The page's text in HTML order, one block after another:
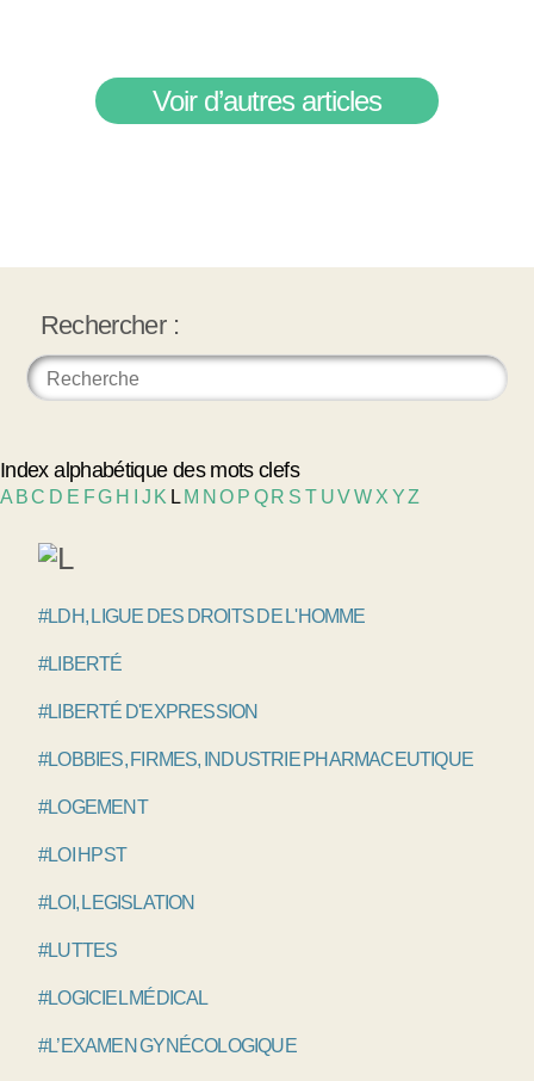
Voir d’autres articles
Rechercher :
Index alphabétique des mots clefs
A BC D E FG H J K L M NO P Q R S T UVW X YZ
#LDH, LIGUE DES DROITS DE L'HOMME
#LIBERTÉ
#LIBERTÉ D'EXPRESSION
#LOBBIES, FIRMES, INDUSTRIE PHARMACEUTIQUE
#LOGEMENT
#LOI HPST
#LOI, LEGISLATION
#LUTTES
#LOGICIEL MÉDICAL
#L’EXAMEN GYNÉCOLOGIQUE